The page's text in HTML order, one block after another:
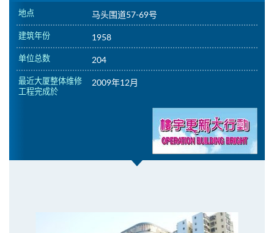
地点 马头围道57-69号
建筑年份 1958
单位总数 204
最近大厦整体维修
工程完成於
2009年12月